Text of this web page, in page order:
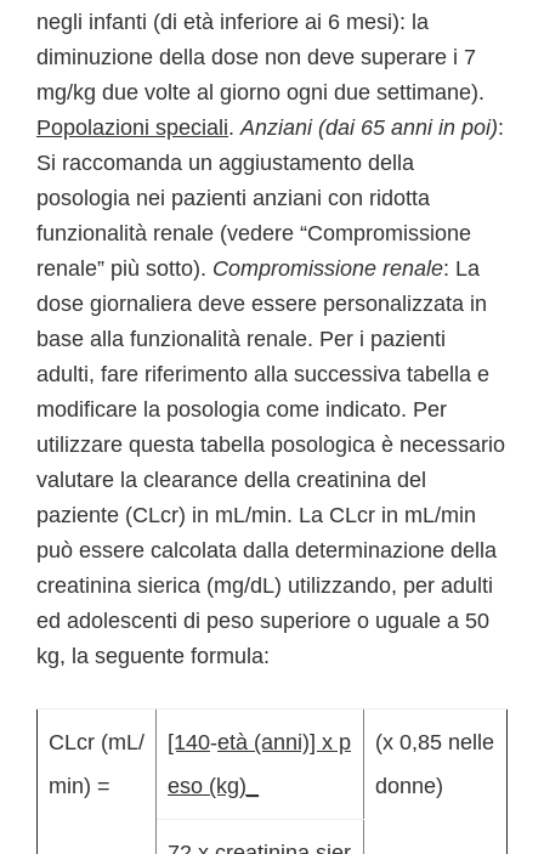
negli infanti (di età inferiore ai 6 mesi): la
diminuzione della dose non deve superare i 7
mg/kg due volte al giorno ogni due settimane).
Popolazioni speciali.Anziani (dai 65 anni in poi):
Si raccomanda un aggiustamento della
posologia nei pazienti anziani con ridotta
funzionalità renale (vedere “Compromissione
renale” più sotto). Compromissione renale: La
dose giornaliera deve essere personalizzata in
base alla funzionalità renale. Per i pazienti
adulti, fare riferimento alla successiva tabella e
modificare la posologia come indicato. Per
utilizzare questa tabella posologica è necessario
valutare la clearance della creatinina del
paziente (CLcr) in mL/min. La CLcr in mL/min
può essere calcolata dalla determinazione della
creatinina sierica (mg/dL) utilizzando, per adulti
ed adolescenti di peso superiore o uguale a 50
kg, la seguente formula:
CLcr (mL/
min) =
[140-età (anni)] x p
eso (kg)_
(x 0,85 nelle
donne)